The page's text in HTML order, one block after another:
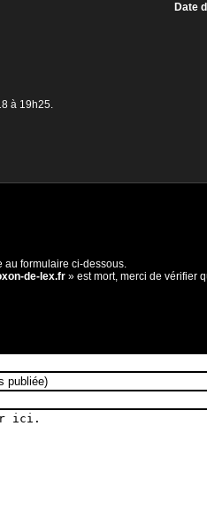
Date
à 19h25.
au formulaire ci-dessous.
de-lex.fr » est mort, merci de vérifier